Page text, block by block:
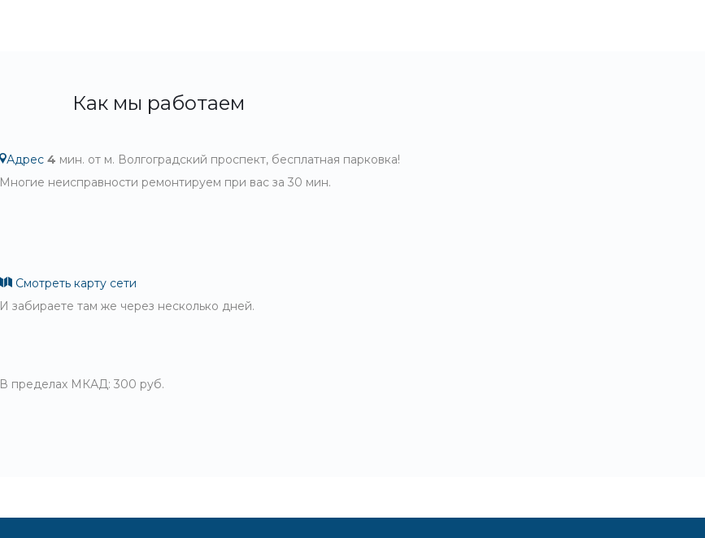
Как мы работаем
Адрес 4 мин. от м. Волгоградский проспект, бесплатная парковка!
Многие неисправности ремонтируем при вас за 30 мин.
Смотреть карту сети
И забираете там же через несколько дней.
В пределах МКАД: 300 руб.